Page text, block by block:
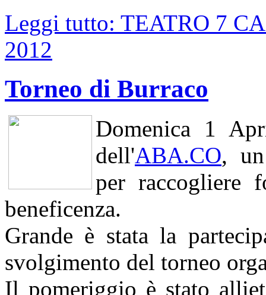
Leggi tutto: TEATRO 7
2012
Torneo di Burraco
Domenica 1
dell'ABA.CO,
per raccogliere
beneficenza.
Grande è stata la
svolgimento del torneo
Il pomeriggio è stato